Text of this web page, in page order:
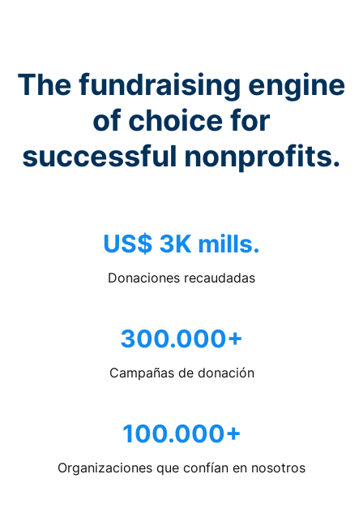
The fundraising engine
of choice for
successful nonprofits.
US$ 3K mills.
Donaciones recaudadas
300.000+
Campañas de donación
100.000+
Organizaciones que confían en nosotros